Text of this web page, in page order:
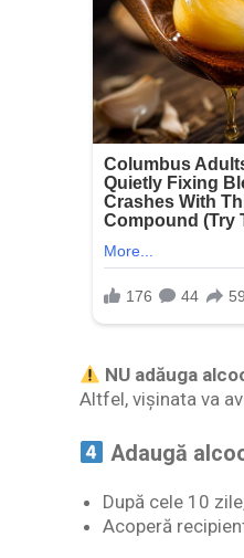
NU adăuga
Altfel, vișinata va
Adaugă
După cele 10
Acoperă